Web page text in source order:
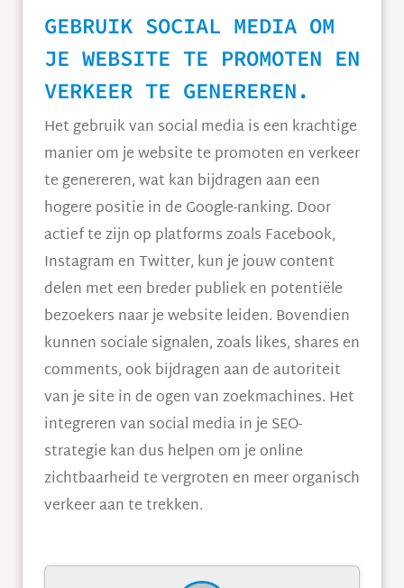
GEBRUIK SOCIAL MEDIA OM
JE WEBSITE TE PROMOTEN EN
VERKEER TE GENEREREN.
Het gebruik van social media is een krachtige
manier om je website te promoten en verkeer
te genereren, wat kan bijdragen aan een
hogere positie in de Google-ranking. Door
actief te zijn op platforms zoals Facebook,
Instagram en Twitter, kun je jouw content
delen met een breder publiek en potentiële
bezoekers naar je website leiden. Bovendien
kunnen sociale signalen, zoals likes, shares en
comments, ook bijdragen aan de autoriteit
van je site in de ogen van zoekmachines. Het
integreren van social media in je SEO-
strategie kan dus helpen om je online
zichtbaarheid te vergroten en meer organisch
verkeer aan te trekken.